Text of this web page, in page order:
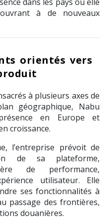
à de nouveaux
orientés vers
à plusieurs axes de
géographique, Nabu
en Europe et
croissance.
l’entreprise prévoit de
de sa plateforme,
de performance,
utilisateur. Elle
ses fonctionnalités à
passage des frontières,
douanières.